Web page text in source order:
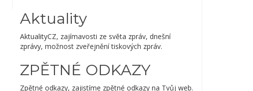
Aktuality
AktualityCZ, zajímavosti ze světa zpráv, dnešní
zprávy, možnost zveřejnění tiskových zpráv.
ZPĚTNÉ ODKAZY
Zpětné odkazy, zajistíme zpětné odkazy na Tvůj web.